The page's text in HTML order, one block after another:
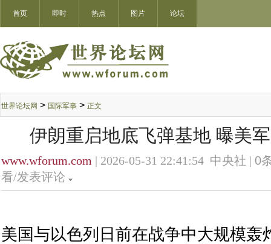
首页 即时 热点 图片 论坛
世界论坛网 > 国际军事 > 正文
伊朗重启地底飞弹基地 曝美
www.wforum.com | 2026-05-31 22:41:54 中央社 | 0
看/发表评论
美国与以色列日前在战争中大规模轰